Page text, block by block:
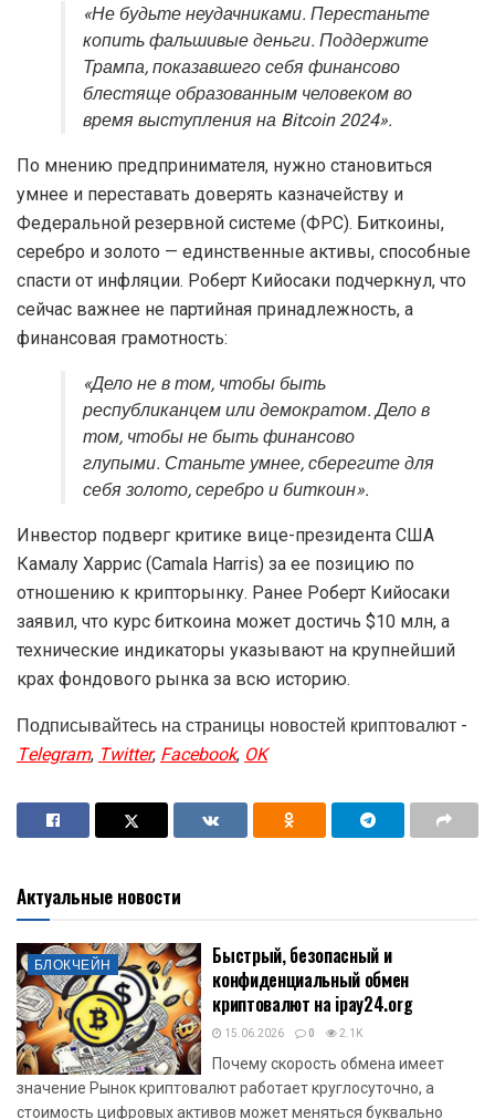
«Не будьте неудачниками. Перестаньте
копить фальшивые деньги. Поддержите
Трампа, показавшего себя финансово
блестяще образованным человеком во
время выступления на Bitcoin 2024».
По мнению предпринимателя, нужно становиться
умнее и переставать доверять казначейству и
Федеральной резервной системе (ФРС). Биткоины,
серебро и золото — единственные активы, способные
спасти от инфляции. Роберт Кийосаки подчеркнул, что
сейчас важнее не партийная принадлежность, а
финансовая грамотность:
«Дело не в том, чтобы быть
республиканцем или демократом. Дело в
том, чтобы не быть финансово
глупыми. Станьте умнее, сберегите для
себя золото, серебро и биткоин».
Инвестор подверг критике вице-президента США
Камалу Харрис (Camala Harris) за ее позицию по
отношению к крипторынку. Ранее Роберт Кийосаки
заявил, что курс биткоина может достичь $10 млн, а
технические индикаторы указывают на крупнейший
крах фондового рынка за всю историю.
Подписывайтесь на страницы новостей криптовалют -
Telegram,Twitter,Facebook,OK
Актуальные новости
БЛОКЧЕЙН
Быстрый, безопасный и
конфиденциальный обмен
криптовалют на ipay24.org
15.06.2026 0 2.1K
Почему скорость обмена имеет
значение Рынок криптовалют работает круглосуточно, а
стоимость цифровых активов может меняться буквально